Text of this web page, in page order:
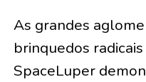
As grandes
brinquedos
SpaceLuper